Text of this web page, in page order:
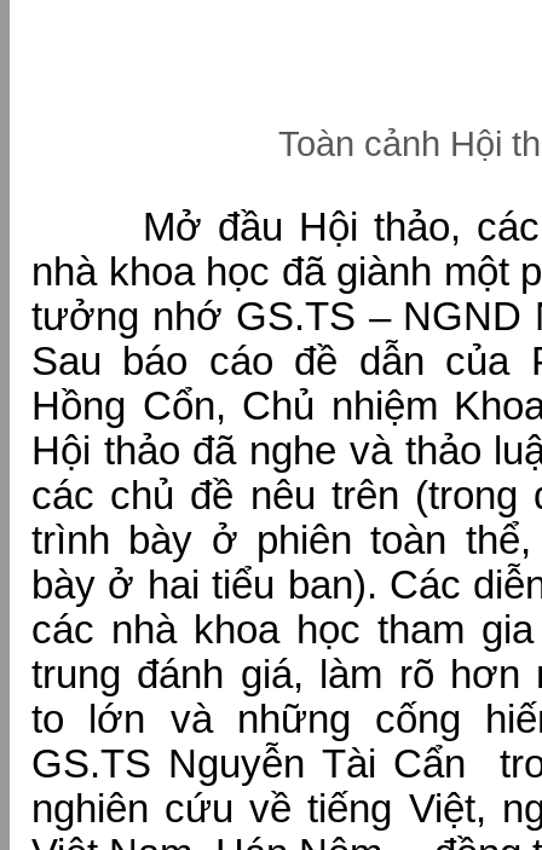
Toàn cảnh Hội
Mở đầu Hội thảo, các
nhà khoa học đã giành một
tưởng nhớ GS.TS – NGND
Sau báo cáo đề dẫn của
Hồng Cổn, Chủ nhiệm
Hội thảo đã nghe và thảo
các chủ đề nêu trên (trong
trình bày ở phiên toàn
bày ở hai tiểu ban). Các
các nhà khoa học tham
trung đánh giá, làm rõ hơn
to lớn và những cống
GS.TS Nguyễn Tài Cẩn
nghiên cứu về tiếng Việt,